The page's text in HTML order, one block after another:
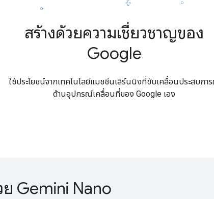
สร้างด้วยความเชี่ยวชาญของ
Google
ใช้ประโยชน์จากเทคโนโลยีแมชชีนเลิร์นนิงที่ขับเคลื่อนประสบกา
ด้านอุปกรณ์เคลื่อนที่ของ Google เอง
ย Gemini Nano